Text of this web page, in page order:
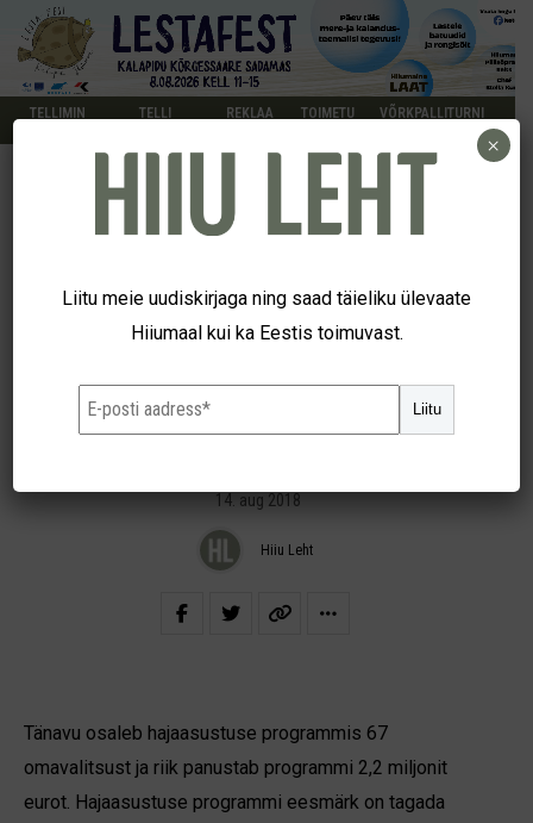
TELLIMIN
TELLI
REKLAA
TOIMETU
VÕRKPALLITURNI
Riik toetab maapiirkondades
euroga
14. aug 2018
Hiiu Leht
Tänavu osaleb hajaasustuse programmis 67
omavalitsust ja riik panustab programmi 2,2 miljonit
eurot. Hajaasustuse programmi eesmärk on tagada
Liitu meie uudiskirjaga ning saad täieliku ülevaate
Hiiumaal kui ka Eestis toimuvast.
Liitu
×